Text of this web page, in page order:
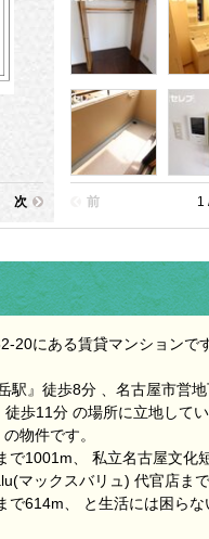
次 前 1
20にある賃貸マンションで
駅』徒歩8分 、名古屋市営
歩11分 の場所に立地してい
物件です。
で1001m、 私立名古屋文化
マックスバリュ) 代官店ま
614m、 と生活には困らな